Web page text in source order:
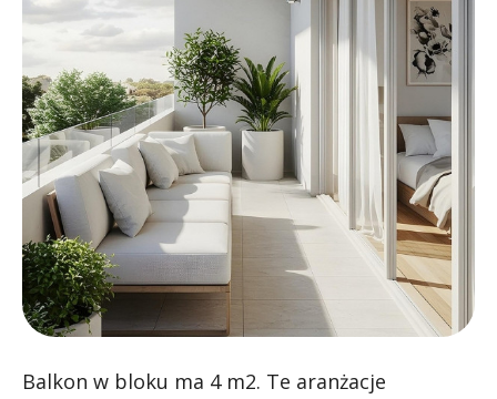
Balkon w bloku ma 4 m2. Te aranżacje